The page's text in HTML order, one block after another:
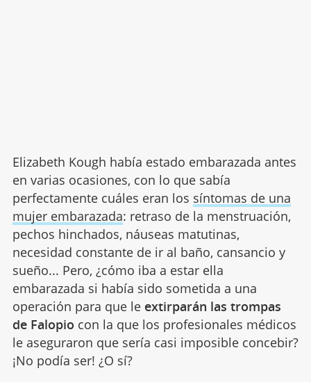
Elizabeth Kough había estado embarazada antes
en varias ocasiones, con lo que sabía
perfectamente cuáles eran los síntomas de una
mujer embarazada: retraso de la menstruación,
pechos hinchados, náuseas matutinas,
necesidad constante de ir al baño, cansancio y
sueño... Pero, ¿cómo iba a estar ella
embarazada si había sido sometida a una
operación para que le extirparán las trompas
de Falopio con la que los profesionales médicos
le aseguraron que sería casi imposible concebir?
¡No podía ser! ¿O sí?